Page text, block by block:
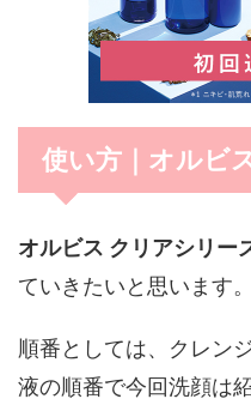
使い方｜オルビ
オルビス クリアシリー
ていきたいと思います。
順番としては、クレン
液の順番で今回洗顔は